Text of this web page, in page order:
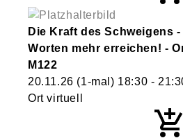
Die Kraft des Schweigens
Worten mehr erreichen! -
M122
20.11.26 (1-mal) 18:30 -
Ort virtuell